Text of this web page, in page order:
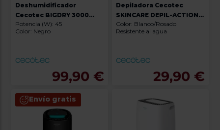
Deshumidificador
Cecotec BIGDRY 3000
PURELIGHT BLACK
Potencia (W): 45
Color: Negro
99,90 €
Depiladora Cecotec
SKINCARE DEPIL-ACTION
& GO
Color: Blanco/Rosado
Resistente al agua
29,90 €
Envío gratis